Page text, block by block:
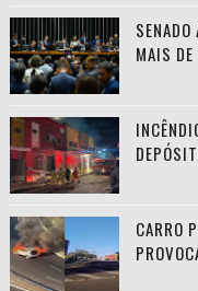
SENADO
MAIS
CARRO